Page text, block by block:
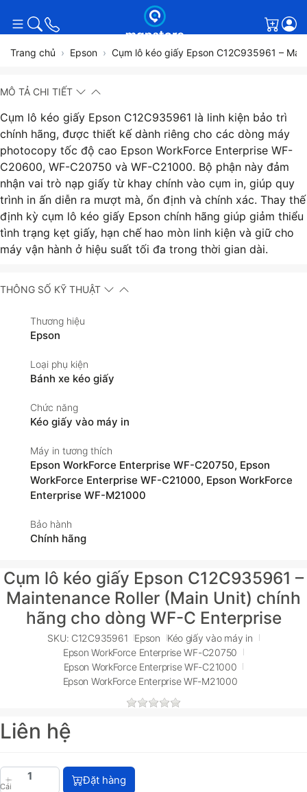
Giỏ
Trang chủ Epson Cụm lô kéo giấy Epson C12C935961 –
MÔ TẢ CHI TIẾT
Cụm lô kéo giấy Epson C12C935961 là linh kiện bảo trì
chính hãng, được thiết kế dành riêng cho các dòng máy
photocopy tốc độ cao Epson WorkForce Enterprise WF-
C20600, WF-C20750 và WF-C21000. Bộ phận này đảm
nhận vai trò nạp giấy từ khay chính vào cụm in, giúp quy
trình in ấn diễn ra mượt mà, ổn định và chính xác. Thay thế
định kỳ cụm lô kéo giấy Epson chính hãng giúp giảm thiểu
tình trạng kẹt giấy, hạn chế hao mòn linh kiện và giữ cho
máy vận hành ở hiệu suất tối đa trong thời gian dài.
THÔNG SỐ KỸ THUẬT
Thương hiệu
Epson
Loại phụ kiện
Bánh xe kéo giấy
Chức năng
Kéo giấy vào máy in
Máy in tương thích
Epson WorkForce Enterprise WF-C20750, Epson
WorkForce Enterprise WF-C21000, Epson WorkForce
Enterprise WF-M21000
Bảo hành
Chính hãng
Cụm lô kéo giấy Epson C12C935961 –
Maintenance Roller (Main Unit) chính
hãng cho dòng WF-C Enterprise
SKU: C12C935961 Epson
Kéo giấy vào máy in
Epson WorkForce Enterprise WF-C20750
Epson WorkForce Enterprise WF-C21000
Epson WorkForce Enterprise WF-M21000
Liên hệ
Cái
Cụm lô kéo giấy Epson C12C935961 –
Đặt hàng